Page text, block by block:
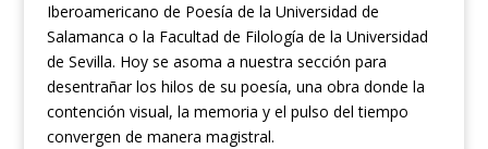
Iberoamericano de Poesía de la Universidad de
Salamanca o la Facultad de Filología de la Universidad
de Sevilla. Hoy se asoma a nuestra sección para
desentrañar los hilos de su poesía, una obra donde la
contención visual, la memoria y el pulso del tiempo
convergen de manera magistral.